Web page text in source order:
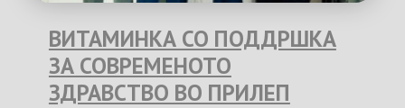
ВИТАМИНКА СО ПОДДРШКА
ЗА СОВРЕМЕНОТО
ЗДРАВСТВО ВО ПРИЛЕП